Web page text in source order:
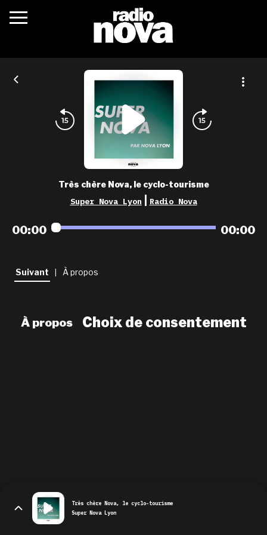
c’était quoi ?
podcasts
nova aime
les grilles
playlists
newsletter
Très chère Nova, le cyclo-tourisme
Super Nova Lyon Radio Nova
00:00 00:00
Suivant À propos
À propos Choix de consentement
Très chère Nova, le cyclo-tourisme
Super Nova Lyon